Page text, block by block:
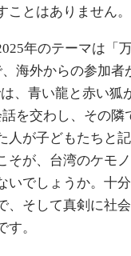
ことはありません。
年のテーマは「
、海外からの参加
、青い龍と赤い狐
を交わし、その隣
人が子どもたちと
そが、台湾のケモ
いでしょうか。十
、そして真剣に社
。